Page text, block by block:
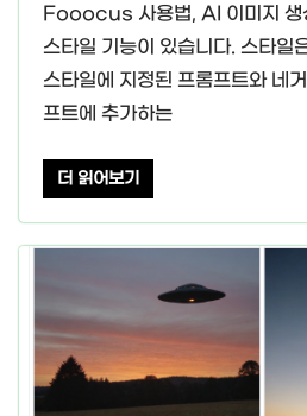
Fooocus 사용법, AI 이미지
스타일 기능이 있습니다. 스타일
스타일에 지정된 프롬프트와 네
프트에 추가하는
더 읽어보기